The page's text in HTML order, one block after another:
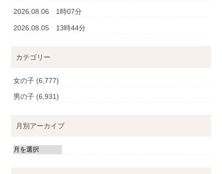
2026.08.06 1時07分
2026.08.05 13時44分
カテゴリー
女の子 (6,777)
男の子 (6,931)
月別アーカイブ